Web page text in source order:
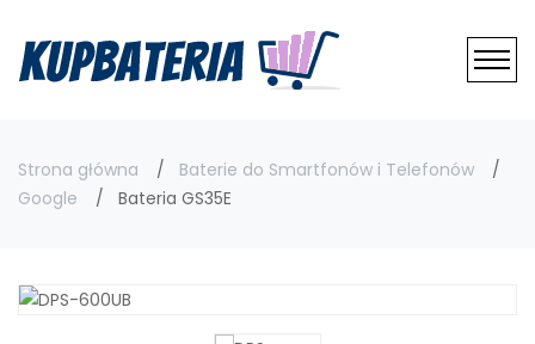
Strona główna
Baterie do Smartfonów i Telefonów
Google
Bateria GS35E